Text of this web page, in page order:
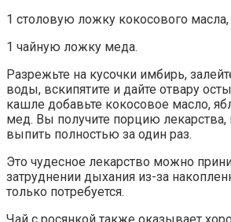
1 столовую ложку кокосового масла,
1 чайную ложку меда.
Разрежьте на кусочки имбирь,
воды, вскипятите и дайте отвару
кашле добавьте кокосовое масло,
мед. Вы получите порцию лекарства,
выпить полностью за один раз.
Это чудесное лекарство можно
затруднении дыхания из-за
только потребуется.